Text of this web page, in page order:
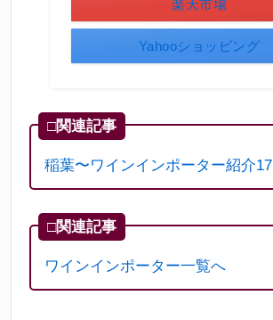
楽天市場
Yahooショッピング
□関連記事
稲葉〜ワインインポーター紹介17
□関連記事
ワインインポーター一覧へ